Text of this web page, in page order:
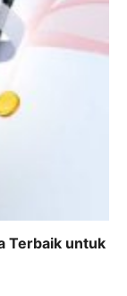
Terbaik untuk